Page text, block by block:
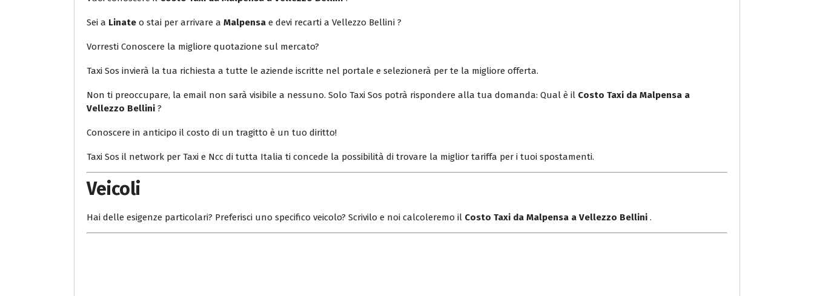
Sei a Linate o stai per arrivare a Malpensa e devi recarti a Vellezzo Bellini ?
Vorresti Conoscere la migliore quotazione sul mercato?
Taxi Sos invierà la tua richiesta a tutte le aziende iscritte nel portale e selezionerà per te la migliore offerta.
Non ti preoccupare, la email non sarà visibile a nessuno. Solo Taxi Sos potrà rispondere alla tua domanda: Qual è il Costo Taxi da Malpensa a
Vellezzo Bellini ?
Conoscere in anticipo il costo di un tragitto è un tuo diritto!
Taxi Sos il network per Taxi e Ncc di tutta Italia ti concede la possibilità di trovare la miglior tariffa per i tuoi spostamenti.
Veicoli
Hai delle esigenze particolari? Preferisci uno specifico veicolo? Scrivilo e noi calcoleremo il Costo Taxi da Malpensa a Vellezzo Bellini .